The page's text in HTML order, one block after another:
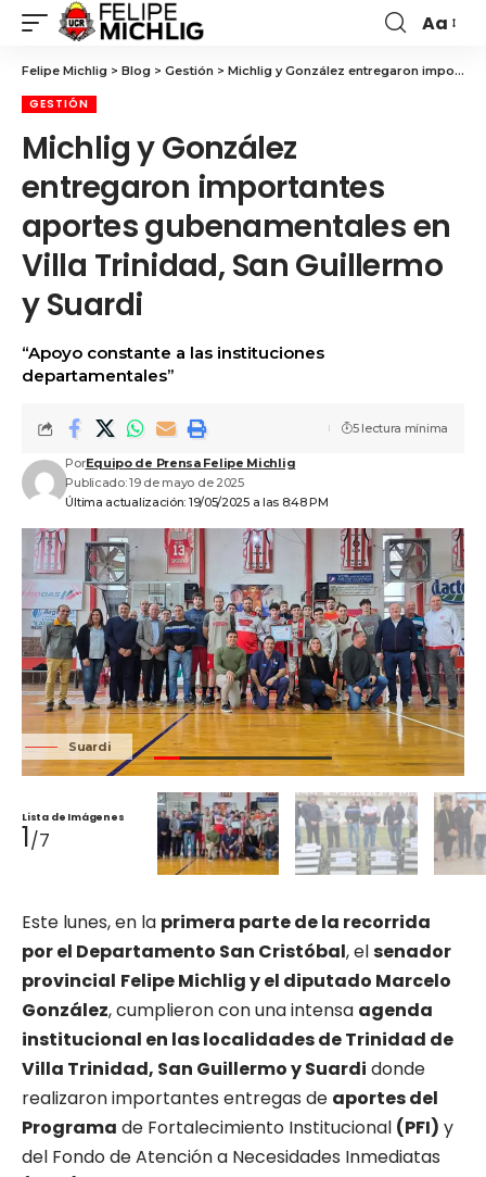
Aa
Felipe Michlig > Blog > Gestión > Michlig y González entregaron importantes aportes gubenamentales en Villa Trinidad, San Guillermo y Suardi
GESTIÓN
Michlig y González
entregaron importantes
aportes gubenamentales en
Villa Trinidad, San Guillermo
y Suardi
“Apoyo constante a las instituciones
departamentales”
Última actualización: 19/05/2025 a las 8:48 PM
PorEquipo de Prensa Felipe Michlig
Publicado: 19 de mayo de 2025
5 lectura mínima
Suardi
Lista de Imágenes
1/7
Este lunes, en la primera parte de la recorrida
por el Departamento San Cristóbal, elsenador
provincial Felipe Michlig y el diputado Marcelo
González, cumplieron con una intensa agenda
institucional en las localidades de Trinidad de
Villa Trinidad, San Guillermo y Suardi donde
realizaron importantes entregas de aportes del
Programa de Fortalecimiento Institucional (PFI) y
del Fondo de Atención a Necesidades Inmediatas